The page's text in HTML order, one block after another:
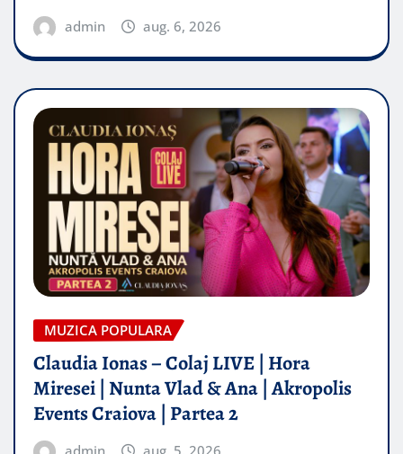
admin aug. 6, 2026
MUZICA POPULARA
Claudia Ionas – Colaj LIVE | Hora
Miresei | Nunta Vlad & Ana | Akropolis
Events Craiova | Partea 2
admin aug. 5, 2026